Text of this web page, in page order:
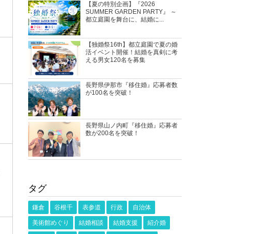
【夏の特別企画】『2026
SUMMER GARDEN PARTY』 ～
都立庭園を舞台に、結婚に...
【独婚祭16th】都立庭園で夏の婚
活イベント開催！結婚を真剣に考
える男女120名を募集
長野県伊那市『移住婚』応募者数
が100名を突破！
長野県山ノ内町『移住婚』応募者
数が200名を突破！
タグ
鎌倉 谷根千 表参道 行政 自治体
美術館めぐり 結婚相談 結婚支援 紹介婚